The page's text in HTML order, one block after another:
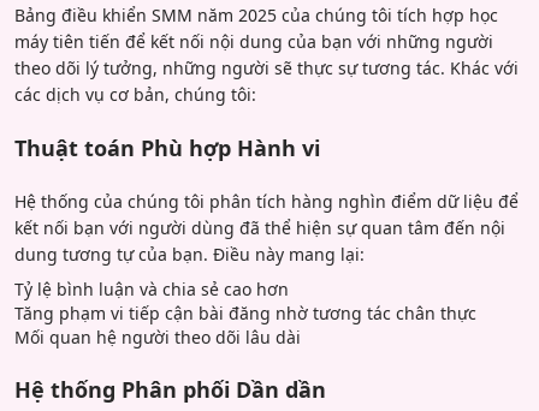
Bảng điều khiển SMM năm 2025 của chúng tôi tích hợp học
máy tiên tiến để kết nối nội dung của bạn với những người
theo dõi lý tưởng, những người sẽ thực sự tương tác. Khác với
các dịch vụ cơ bản, chúng tôi:
Thuật toán Phù hợp Hành vi
Hệ thống của chúng tôi phân tích hàng nghìn điểm dữ liệu để
kết nối bạn với người dùng đã thể hiện sự quan tâm đến nội
dung tương tự của bạn. Điều này mang lại:
Tỷ lệ bình luận và chia sẻ cao hơn
Tăng phạm vi tiếp cận bài đăng nhờ tương tác chân thực
Mối quan hệ người theo dõi lâu dài
Hệ thống Phân phối Dần dần